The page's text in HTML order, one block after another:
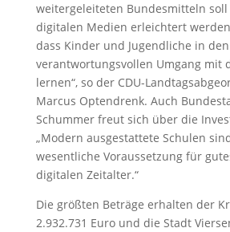
weitergeleiteten Bundesmitteln
digitalen Medien erleichtert
dass Kinder und Jugendliche in
verantwortungsvollen Umgang mit
lernen“, so der CDU-
Marcus Optendrenk. Auch
Schummer freut sich über die
„Modern ausgestattete Schulen
wesentliche Voraussetzung für
digitalen Zeitalter.“
Die größten Beträge erhalten der
2.932.731 Euro und die Stadt